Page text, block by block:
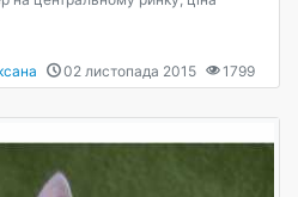
1799
02 листопада 2015